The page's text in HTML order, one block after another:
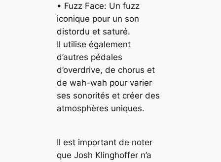
• Fuzz Face: Un fuzz
iconique pour un son
distordu et saturé.
Il utilise également
d’autres pédales
d’overdrive, de chorus et
de wah-wah pour varier
ses sonorités et créer des
atmosphères uniques.
Il est important de noter
que Josh Klinghoffer n’a